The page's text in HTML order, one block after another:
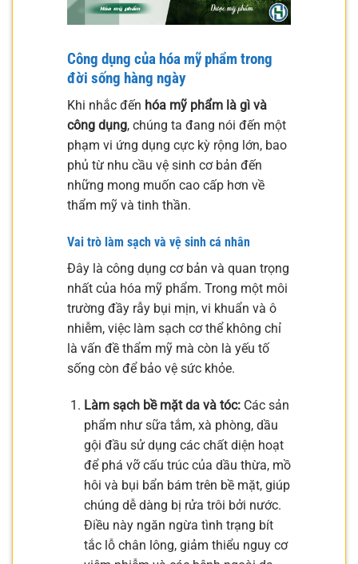
Công dụng của hóa mỹ phẩm trong
đời sống hàng ngày
Khi nhắc đến hóa mỹ phẩm là gì và
công dụng, chúng ta đang nói đến một
phạm vi ứng dụng cực kỳ rộng lớn, bao
phủ từ nhu cầu vệ sinh cơ bản đến
những mong muốn cao cấp hơn về
thẩm mỹ và tinh thần.
Vai trò làm sạch và vệ sinh cá nhân
Đây là công dụng cơ bản và quan trọng
nhất của hóa mỹ phẩm. Trong một môi
trường đầy rẫy bụi mịn, vi khuẩn và ô
nhiễm, việc làm sạch cơ thể không chỉ
là vấn đề thẩm mỹ mà còn là yếu tố
sống còn để bảo vệ sức khỏe.
Làm sạch bề mặt da và tóc:Các sản
phẩm như sữa tắm, xà phòng, dầu
gội đầu sử dụng các chất diện hoạt
để phá vỡ cấu trúc của dầu thừa, mồ
hôi và bụi bẩn bám trên bề mặt, giúp
chúng dễ dàng bị rửa trôi bởi nước.
Điều này ngăn ngừa tình trạng bít
tắc lỗ chân lông, giảm thiểu nguy cơ